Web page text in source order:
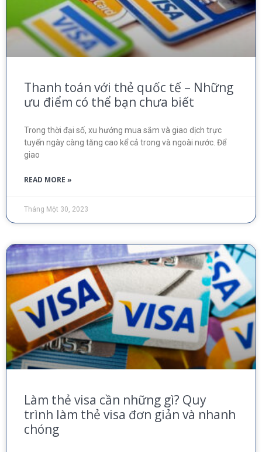
Thanh toán với thẻ quốc tế – Những
ưu điểm có thể bạn chưa biết
Trong thời đại số, xu hướng mua sắm và giao dịch trực
tuyến ngày càng tăng cao kể cả trong và ngoài nước. Để
giao
READ MORE »
Tháng Một 30, 2023
Làm thẻ visa cần những gì? Quy
trình làm thẻ visa đơn giản và nhanh
chóng